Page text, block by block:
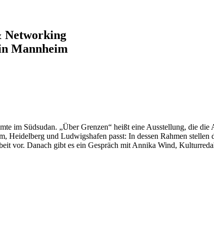
Networking
Mannheim
im Südsudan. „Über Grenzen“ heißt eine Ausstellung, die
Heidelberg und Ludwigshafen passt: In dessen Rahmen
vor. Danach gibt es ein Gespräch mit Annika Wind,